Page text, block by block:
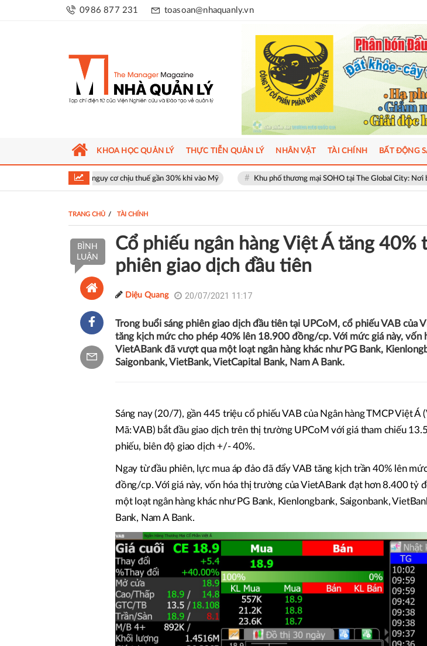
0986 877 231 toasoan@nhaquanly.vn
đối mặt nguy cơ chịu thuế gần 30% khi vào Mỹ Khu phố thương mại SOHO tại The Global City: Nơi bản sắc giao
KHOA HỌC QUẢN LÝ THỰC TIỄN QUẢN LÝ NHÂN VẬT TÀI CHÍNH BẤT ĐỘNG
TRANG CHỦ TÀI CHÍNH
BÌNH
LUẬN
Cổ phiếu ngân hàng Việt Á tăng 40%
phiên giao dịch đầu tiên
Diệu Quang 20/07/2021 11:17
Trong buổi sáng phiên giao dịch đầu tiên tại UPCoM, cổ phiếu VAB của
tăng kịch mức cho phép 40% lên 18.900 đồng/cp. Với mức giá này, vốn
VietABank đã vượt qua một loạt ngân hàng khác như PG Bank,
Saigonbank, VietBank, VietCapital Bank, Nam A Bank.
Sáng nay (20/7), gần 445 triệu cổ phiếu VAB của Ngân hàng TMCP Việt Á
Mã: VAB) bắt đầu giao dịch trên thị trường UPCoM với giá tham chiếu
phiếu, biên độ giao dịch +/- 40%.
Ngay từ đầu phiên, lực mua áp đảo đã đẩy VAB tăng kịch trần 40% lên
đồng/cp. Với giá này, vốn hóa thị trường của VietABank đạt hơn 8.400 tỷ
một loạt ngân hàng khác như PG Bank, Kienlongbank, Saigonbank,
Bank, Nam A Bank.